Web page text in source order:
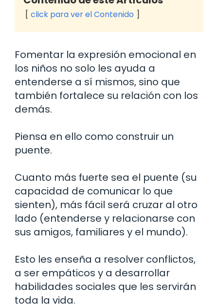
click para ver el Contenido
Fomentar la expresión emocional en
los niños no solo les ayuda a
entenderse a sí mismos, sino que
también fortalece su relación con los
demás.
Piensa en ello como construir un
puente.
Cuanto más fuerte sea el puente (su
capacidad de comunicar lo que
sienten), más fácil será cruzar al otro
lado (entenderse y relacionarse con
sus amigos, familiares y el mundo).
Esto les enseña a resolver conflictos,
a ser empáticos y a desarrollar
habilidades sociales que les servirán
toda la vida.